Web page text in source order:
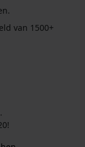
van 1500+
.